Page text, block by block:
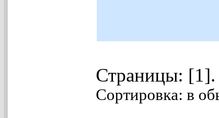
Страницы:
Сортировка: в